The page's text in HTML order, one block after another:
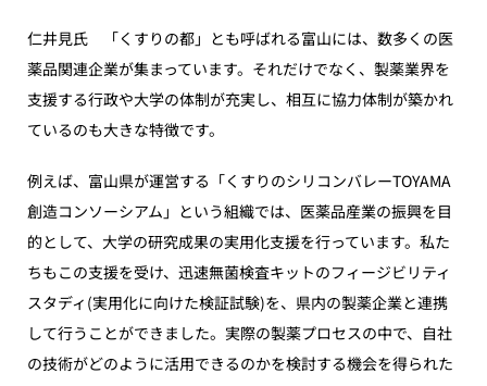
仁井見氏 「くすりの都」とも呼ばれる富山には、数多くの医
薬品関連企業が集まっています。それだけでなく、製薬業界を
支援する行政や大学の体制が充実し、相互に協力体制が築かれ
ているのも大きな特徴です。
例えば、富山県が運営する「くすりのシリコンバレーTOYAMA
創造コンソーシアム」という組織では、医薬品産業の振興を目
的として、大学の研究成果の実用化支援を行っています。私た
ちもこの支援を受け、迅速無菌検査キットのフィージビリティ
スタディ(実用化に向けた検証試験)を、県内の製薬企業と連携
して行うことができました。実際の製薬プロセスの中で、自社
の技術がどのように活用できるのかを検討する機会を得られた